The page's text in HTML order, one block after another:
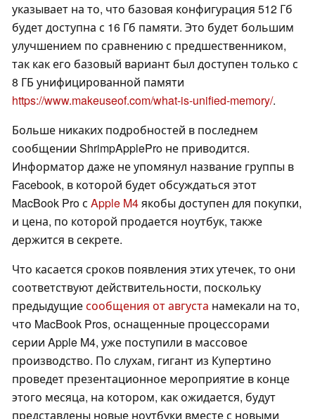
указывает на то, что базовая конфигурация 512 Гб
будет доступна с 16 Гб памяти. Это будет большим
улучшением по сравнению с предшественником,
так как его базовый вариант был доступен только с
8 ГБ унифицированной памяти
https://www.makeuseof.com/what-is-unified-memory/.
Больше никаких подробностей в последнем
сообщении ShrimpApplePro не приводится.
Информатор даже не упомянул название группы в
Facebook, в которой будет обсуждаться этот
MacBook Pro с Apple M4якобы доступен для покупки,
и цена, по которой продается ноутбук, также
держится в секрете.
Что касается сроков появления этих утечек, то они
соответствуют действительности, поскольку
предыдущиесообщения от августа намекали на то,
что MacBook Pros, оснащенные процессорами
серии Apple M4, уже поступили в массовое
производство. По слухам, гигант из Купертино
проведет презентационное мероприятие в конце
этого месяца, на котором, как ожидается, будут
представлены новые ноутбуки вместе с новыми